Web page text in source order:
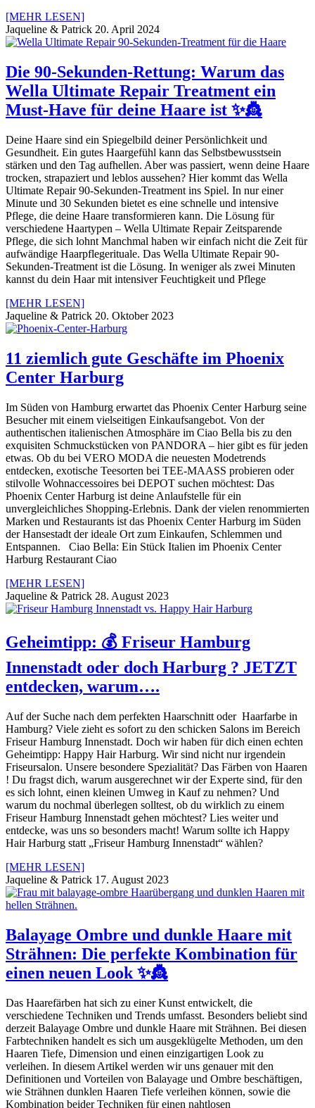
[MEHR LESEN]
Jaqueline & Patrick 20. April 2024
Die 90-Sekunden-Rettung: Warum das
Wella Ultimate Repair Treatment ein
Must-Have für deine Haare ist ✨👸
Deine Haare sind ein Spiegelbild deiner Persönlichkeit und
Gesundheit. Ein gutes Haargefühl kann das Selbstbewusstsein
stärken und den Tag aufhellen. Aber was passiert, wenn deine Haare
trocken, strapaziert und leblos aussehen? Hier kommt das Wella
Ultimate Repair 90-Sekunden-Treatment ins Spiel. In nur einer
Minute und 30 Sekunden bietet es eine schnelle und intensive
Pflege, die deine Haare transformieren kann. Die Lösung für
verschiedene Haartypen – Wella Ultimate Repair Zeitsparende
Pflege, die sich lohnt Manchmal haben wir einfach nicht die Zeit für
aufwändige Haarpflegerituale. Das Wella Ultimate Repair 90-
Sekunden-Treatment ist die Lösung. In weniger als zwei Minuten
kannst du dein Haar mit intensiver Feuchtigkeit und Pflege
[MEHR LESEN]
Jaqueline & Patrick 20. Oktober 2023
11 ziemlich gute Geschäfte im Phoenix
Center Harburg
Im Süden von Hamburg erwartet das Phoenix Center Harburg seine
Besucher mit einem vielseitigen Einkaufsangebot. Von der
authentischen italienischen Atmosphäre im Ciao Bella bis zu den
exquisiten Schmuckstücken von PANDORA – hier gibt es für jeden
etwas. Ob du bei VERO MODA die neuesten Modetrends
entdecken, exotische Teesorten bei TEE-MAASS probieren oder
stilvolle Wohnaccessoires bei DEPOT suchen möchtest: Das
Phoenix Center Harburg ist deine Anlaufstelle für ein
unvergleichliches Shopping-Erlebnis. Dank der vielen renommierten
Marken und Restaurants ist das Phoenix Center Harburg im Süden
der Hansestadt der ideale Ort zum Einkaufen, Schlemmen und
Entspannen. Ciao Bella: Ein Stück Italien im Phoenix Center
Harburg Restaurant Ciao
[MEHR LESEN]
Jaqueline & Patrick 28. August 2023
Geheimtipp: 💰 Friseur Hamburg
Innenstadt oder doch Harburg ? JETZT
entdecken, warum….
Auf der Suche nach dem perfekten Haarschnitt oder Haarfarbe in
Hamburg? Viele zieht es sofort zu den schicken Salons im Bereich
Friseur Hamburg Innenstadt. Doch wir haben für dich einen echten
Geheimtipp: Happy Hair Harburg. Wir sind nicht nur irgendein
Friseursalon. Unsere besondere Spezialität? Das Färben von Haaren
! Du fragst dich, warum ausgerechnet wir der Experte sind, für den
es sich lohnt, einen kleinen Umweg in Kauf zu nehmen? Und
warum du nochmal überlegen solltest, ob du wirklich zu einem
Friseur Hamburg Innenstadt gehen möchtest? Lies weiter und
entdecke, was uns so besonders macht! Warum sollte ich Happy
Hair Harburg statt „Friseur Hamburg Innenstadt“ wählen?
[MEHR LESEN]
Jaqueline & Patrick 17. August 2023
Balayage Ombre und dunkle Haare mit
Strähnen: Die perfekte Kombination für
einen neuen Look ✨👸
Das Haarefärben hat sich zu einer Kunst entwickelt, die
verschiedene Techniken und Trends umfasst. Besonders beliebt sind
derzeit Balayage Ombre und dunkle Haare mit Strähnen. Bei diesen
Farbtechniken handelt es sich um ausgeklügelte Methoden, um den
Haaren Tiefe, Dimension und einen einzigartigen Look zu
verleihen. In diesem Artikel werden wir uns genauer mit den
Definitionen und Vorteilen von Balayage und Ombre beschäftigen,
wie Strähnen dunklen Haaren Tiefe verleihen können, sowie die
Kombination beider Techniken für einen nahtlosen